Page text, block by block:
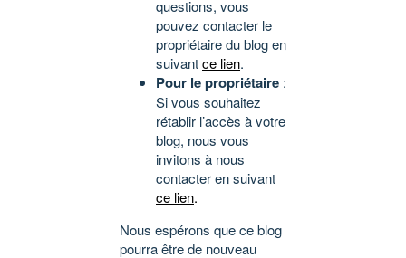
questions, vous
pouvez contacter le
propriétaire du blog en
suivantce lien.
Pour le propriétaire :
Si vous souhaitez
rétablir l’accès à votre
blog, nous vous
invitons à nous
contacter en suivant
ce lien.
Nous espérons que ce blog
pourra être de nouveau